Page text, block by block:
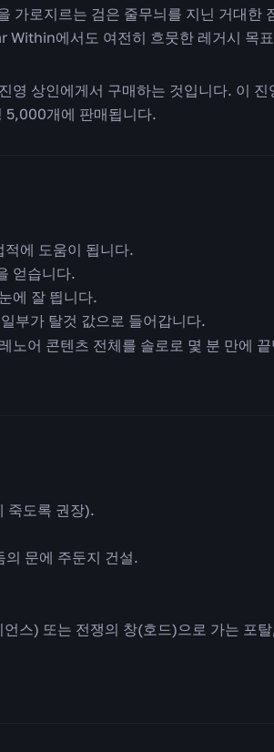
가로지르는 검은 줄무늬를 지닌 거대한
Within에서도 여전히 흐뭇한 레거시 목
영 상인에게서 구매하는 것입니다. 이
5,000개에 판매됩니다.
에 도움이 됩니다.
얻습니다.
에 잘 띕니다.
부가 탈것 값으로 들어갑니다.
노어 콘텐츠 전체를 솔로로 몇 분 만에
죽도록 권장).
의 문에 주둔지 건설.
스) 또는 전쟁의 창(호드)으로 가는 포